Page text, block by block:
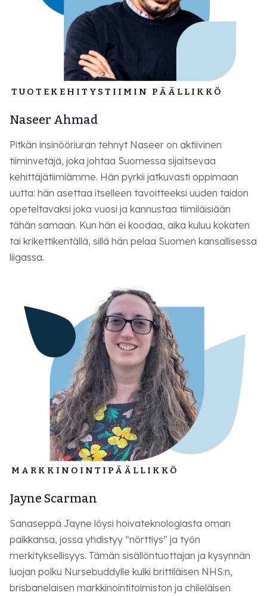
TUOTEKEHITYSTIIMIN PÄÄLLIKKÖ
Naseer Ahmad
Pitkän insinööriuran tehnyt Naseer on aktiivinen
tiiminvetäjä, joka johtaa Suomessa sijaitsevaa
kehittäjätiimiämme. Hän pyrkii jatkuvasti oppimaan
uutta: hän asettaa itselleen tavoitteeksi uuden taidon
opeteltavaksi joka vuosi ja kannustaa tiimiläisiään
tähän samaan. Kun hän ei koodaa, aika kuluu kokaten
tai krikettikentällä, sillä hän pelaa Suomen kansallisessa
liigassa.
MARKKINOINTIPÄÄLLIKKÖ
Jayne Scarman
Sanaseppä Jayne löysi hoivateknologiasta oman
paikkansa, jossa yhdistyy “nörttiys” ja työn
merkityksellisyys. Tämän sisällöntuottajan ja kysynnän
luojan polku Nursebuddylle kulki brittiläisen NHS:n,
brisbanelaisen markkinointitoimiston ja chileläisen